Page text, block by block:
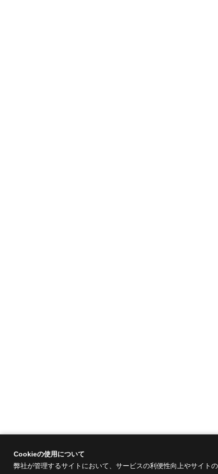
Cookieの使用について
弊社が管理するサイトにおいて、サービスの利便性向上やサイト